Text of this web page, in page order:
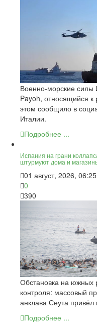
Военно-морские силы
Payoh, относящийся
этом сообщило в
Италии.
Подробнее ...
Испания на грани
штурмуют дома и
01 август, 2026, 06:25
0
390
Обстановка на южных
контроля: массовый
анклава Сеута
Подробнее ...